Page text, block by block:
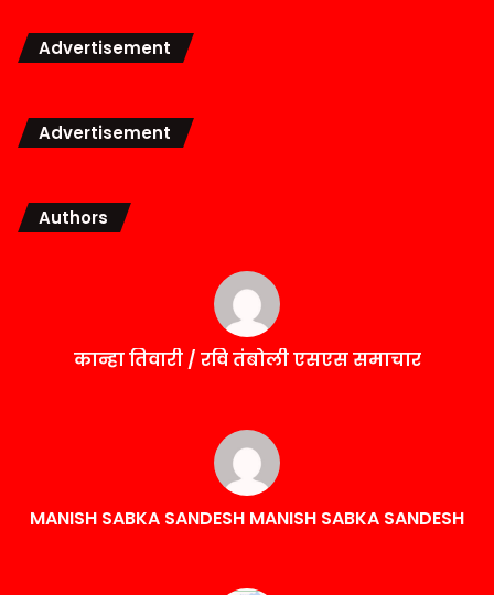
Advertisement
Advertisement
Authors
कान्हा तिवारी / रवि तंबोली एसएस समाचार
MANISH SABKA SANDESH MANISH SABKA SANDESH